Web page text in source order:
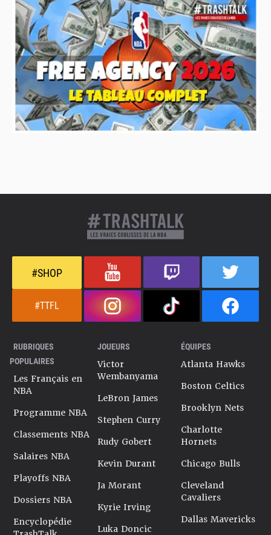
#SHOP
#TTFL
RUBRIQUES
POPULAIRES
Les Français en
NBA
Programme NBA
Classements NBA
Salaires NBA
Playoffs NBA
Dossiers NBA
Encyclopédie
JOUEURS
Victor
Wembanyama
LeBron James
Stephen Curry
Rudy Gobert
Kevin Durant
Ja Morant
Kyrie Irving
Luka Doncic
ÉQUIPES
Atlanta Hawks
Boston Celtics
Brooklyn Nets
Charlotte
Hornets
Chicago Bulls
Cleveland
Cavaliers
Dallas Mavericks